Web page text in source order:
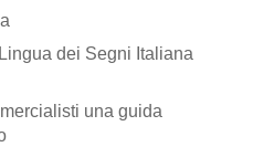
dei Segni Italiana
una guida